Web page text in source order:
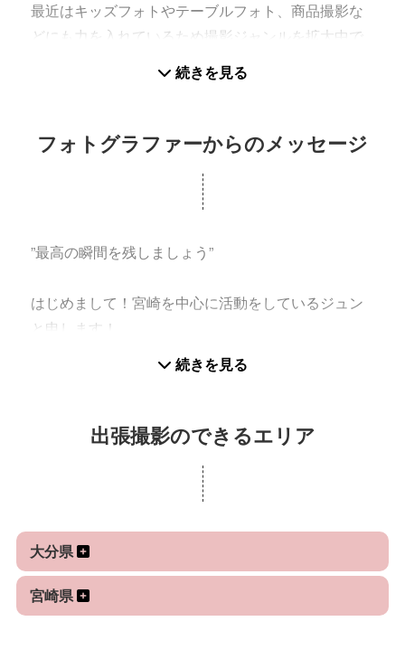
最近はキッズフォトやテーブルフォト、商品撮影な
どにも力を入れているため撮影ジャンルを拡大中で
カメラ歴は5年ほどですが、ポートレート撮影が2
あと趣味でモータースポーツをやるので流し撮りな
レンズ：FE 24-105mm F4 G OSS、SMC Takmar
ストロボ：GODOX TT600S、TT350S
続きを見る
フォトグラファーからのメッセージ
”最高の瞬間を残しましょう”
はじめまして！宮崎を中心に活動をしているジュン
と申します！
撮影の際は撮影もそうですが、何よりもコミュニケ
なのでたまにうるさい時があるかもしれないですけ
『精いっぱい喜んでもらえる、もう一度お願いした
くなるような撮影』をしますのでよろしく願いしま
す！
続きを見る
出張撮影のできるエリア
大分県
宮崎県